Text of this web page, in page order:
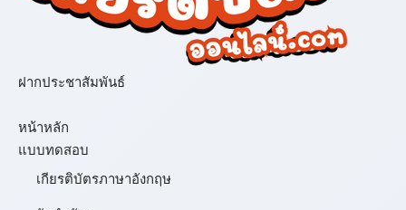
ฝากประชาสัมพันธ์
หน้าหลัก
แบบทดสอบ
เกียรติบัตรภาษาอังกฤษ